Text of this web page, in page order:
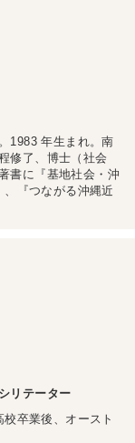
1983 年生まれ。南
修了、博士（社会
書に『基地社会・沖
『つながる沖縄近
リテーター
卒業後、オースト